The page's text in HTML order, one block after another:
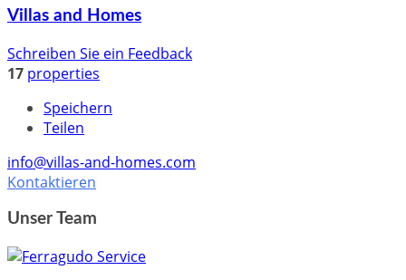
Villas and Homes
Schreiben Sie ein Feedback
17 properties
Speichern
Teilen
info@villas-and-homes.com
Kontaktieren
Unser Team